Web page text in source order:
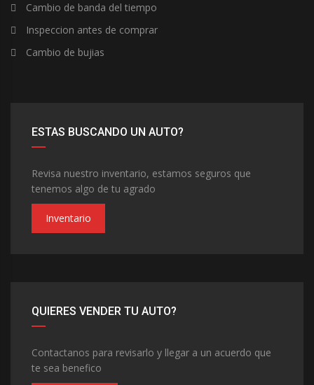
Cambio de banda del tiempo
Inspeccion antes de comprar
Cambio de bujias
ESTAS BUSCANDO UN AUTO?
Revisa nuestro inventario, estamos seguros que
tenemos algo de tu agrado
Inventario
QUIERES VENDER TU AUTO?
Contactanos para revisarlo y llegar a un acuerdo que
te sea benefico